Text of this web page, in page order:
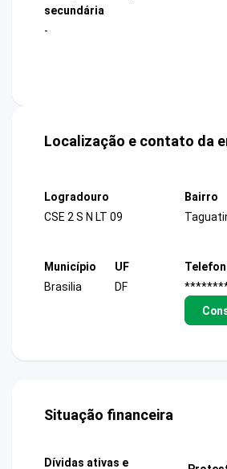
secundária
-
Localização e contato da
Logradouro
CSE 2 S N LT 09
Bairro
Município
Brasilia
UF
DF
Situação financeira
Dívidas ativas e